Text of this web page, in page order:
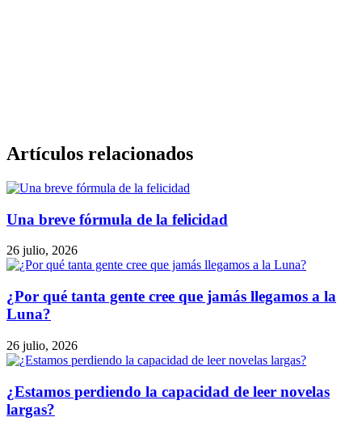
Artículos relacionados
Una breve fórmula de la felicidad
26 julio, 2026
¿Por qué tanta gente cree que jamás llegamos a la
Luna?
26 julio, 2026
¿Estamos perdiendo la capacidad de leer novelas
largas?